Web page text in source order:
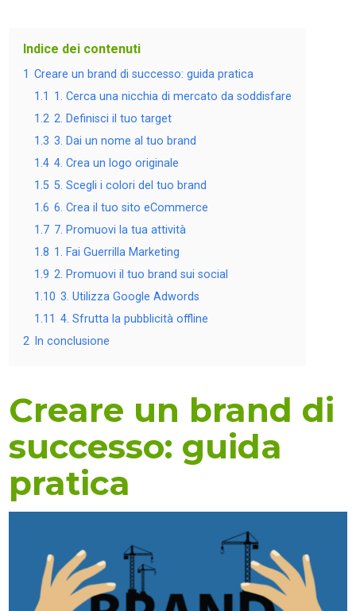
Indice dei contenuti
1 Creare un brand di successo: guida pratica
1.1 1. Cerca una nicchia di mercato da soddisfare
1.2 2. Definisci il tuo target
1.3 3. Dai un nome al tuo brand
1.4 4. Crea un logo originale
1.5 5. Scegli i colori del tuo brand
1.6 6. Crea il tuo sito eCommerce
1.7 7. Promuovi la tua attività
1.8 1. Fai Guerrilla Marketing
1.9 2. Promuovi il tuo brand sui social
1.10 3. Utilizza Google Adwords
1.11 4. Sfrutta la pubblicità offline
2 In conclusione
Creare un brand di
successo: guida
pratica